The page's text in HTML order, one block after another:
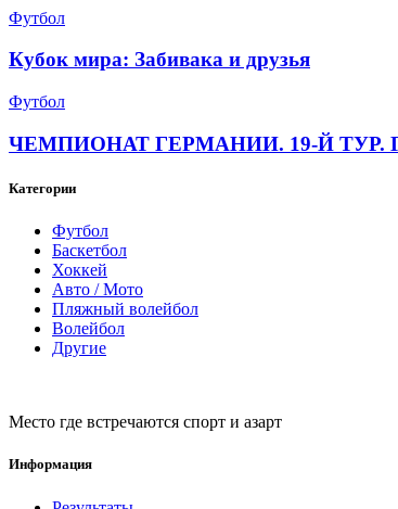
Футбол
Кубок мира: Забивака и друзья
Футбол
ЧЕМПИОНАТ ГЕРМАНИИ. 19-Й ТУР.
Категории
Футбол
Баскетбол
Хоккей
Авто / Мото
Пляжный волейбол
Волейбол
Другие
Место где встречаются спорт и азарт
Информация